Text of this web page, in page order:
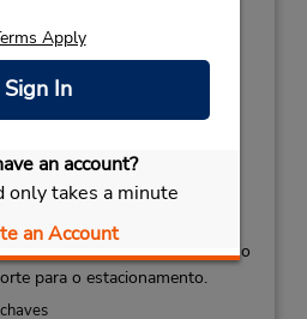
Apply
Sign In
an account?
only takes a minute
an Account
10:00 PM
o balcão de locação fica no
para o estacionamento.